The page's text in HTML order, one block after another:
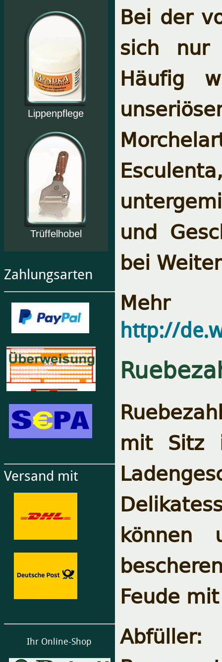
Lippenpflege
Trüffelhobel
Zahlungsarten
Versand mit
Ihr Online-Shop
Bei der
sich nur
Häufig
und
bei
Mehr
http://
mit Sitz
können
Feude
Abfüller: